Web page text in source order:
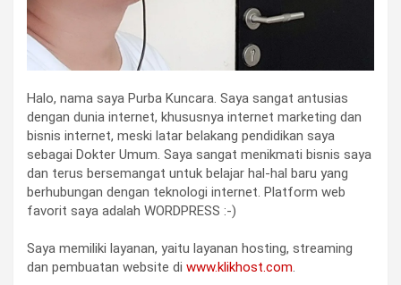
Halo, nama saya Purba Kuncara. Saya sangat antusias
dengan dunia internet, khususnya internet marketing dan
bisnis internet, meski latar belakang pendidikan saya
sebagai Dokter Umum. Saya sangat menikmati bisnis saya
dan terus bersemangat untuk belajar hal-hal baru yang
berhubungan dengan teknologi internet. Platform web
favorit saya adalah WORDPRESS :-)
Saya memiliki layanan, yaitu layanan hosting, streaming
dan pembuatan website di www.klikhost.com.